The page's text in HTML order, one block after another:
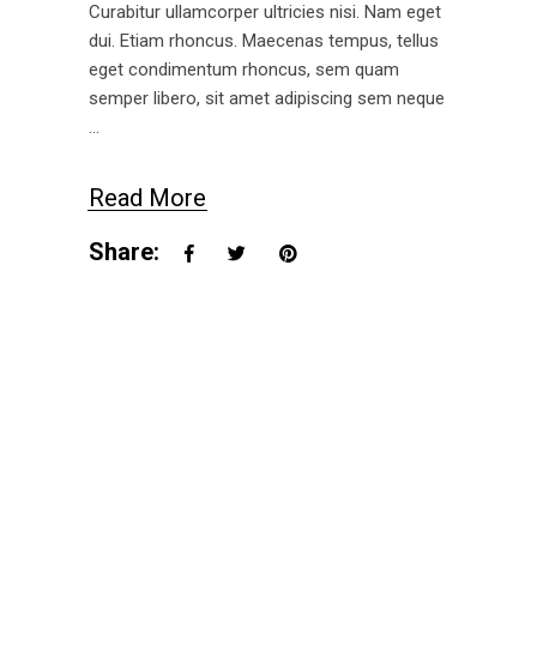
Curabitur ullamcorper ultricies nisi. Nam eget
dui. Etiam rhoncus. Maecenas tempus, tellus
eget condimentum rhoncus, sem quam
semper libero, sit amet adipiscing sem neque
Read More
Share: